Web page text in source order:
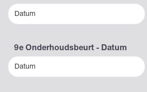
Datum
9e Onderhoudsbeurt - Datum
Datum